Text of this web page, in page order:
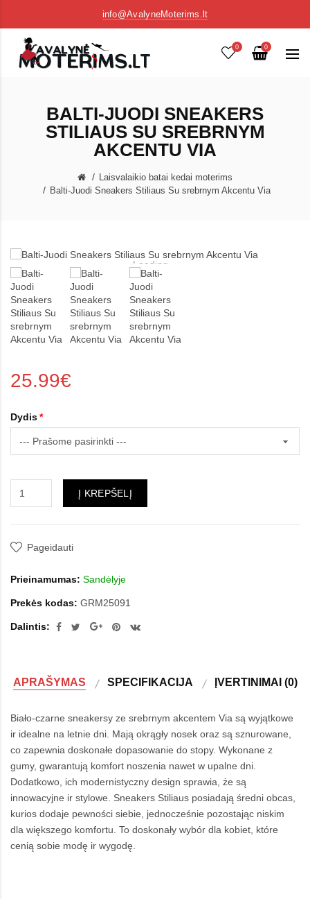
info@AvalyneMoterims.lt
0 0
BALTI-JUODI SNEAKERS
STILIAUS SU SREBRNYM
AKCENTU VIA
Laisvalaikio batai kedai moterims
Balti-Juodi Sneakers Stiliaus Su srebrnym Akcentu Via
Loading...
25.99€
Dydis
Į KREPŠELĮ
Pageidauti
Prieinamumas: Sandėlyje
Prekės kodas: GRM25091
Dalintis:
APRAŠYMAS SPECIFIKACIJA ĮVERTINIMAI (0)
Biało-czarne sneakersy ze srebrnym akcentem Via są wyjątkowe
ir idealne na letnie dni. Mają okrągły nosek oraz są sznurowane,
co zapewnia doskonałe dopasowanie do stopy. Wykonane z
gumy, gwarantują komfort noszenia nawet w upalne dni.
Dodatkowo, ich modernistyczny design sprawia, że są
innowacyjne ir stylowe. Sneakers Stiliaus posiadają średni obcas,
kurios dodaje pewności siebie, jednocześnie pozostając niskim
dla większego komfortu. To doskonały wybór dla kobiet, które
cenią sobie modę ir wygodę.